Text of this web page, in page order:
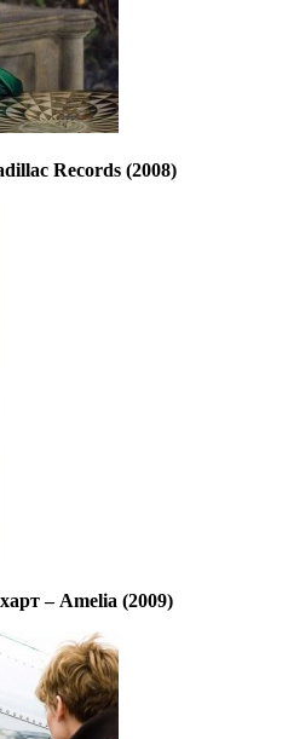
Records (2008)
– Amelia (2009)